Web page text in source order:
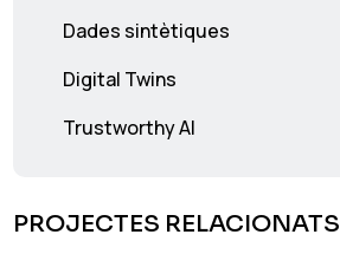
Dades sintètiques
Digital Twins
Trustworthy AI
PROJECTES RELACIONATS